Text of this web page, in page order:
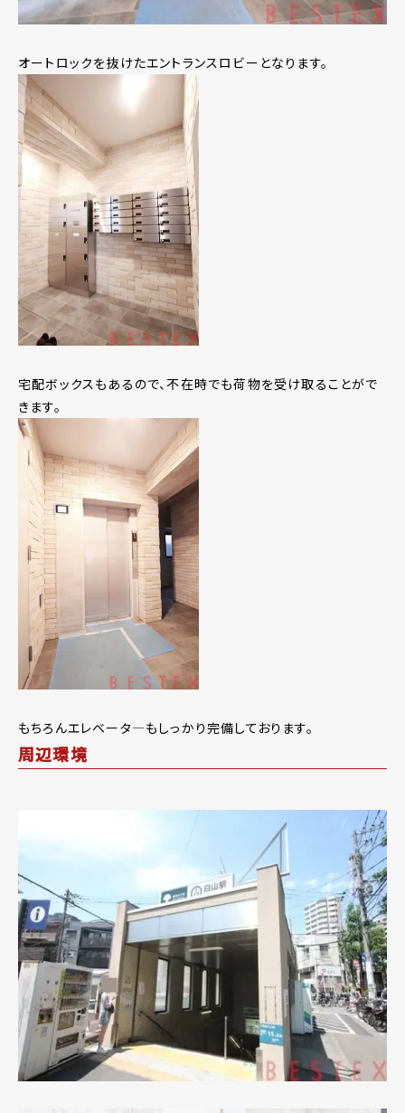
オートロックを抜けたエントランスロビーとなります。
宅配ボックスもあるので、不在時でも荷物を受け取ることがで
きます。
もちろんエレベータ―もしっかり完備しております。
周辺環境